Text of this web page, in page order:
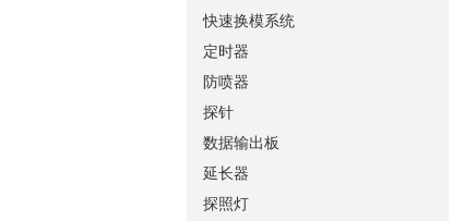
快速换模系统
定时器
防喷器
探针
数据输出板
延长器
探照灯